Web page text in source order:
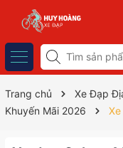
Trang chủ
Xe Đạp
Khuyến Mãi 2026